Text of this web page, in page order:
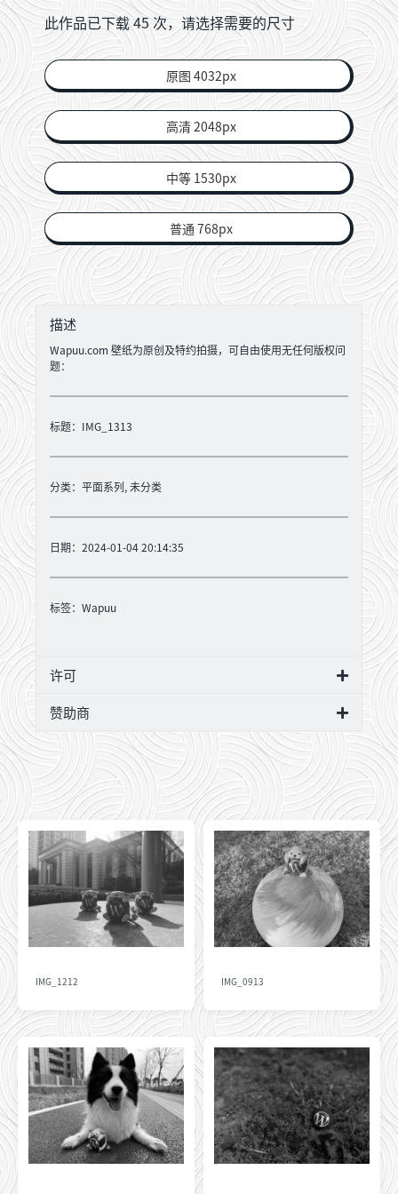
此作品已下载45次，请选择需要的尺寸
原图 4032px
高清 2048px
中等 1530px
普通 768px
描述
Wapuu.com 壁纸为原创及特约拍摄，可自由使用无任何版权问
题：
标题：IMG_1313
分类： 平面系列,未分类
日期：2024-01-04 20:14:35
标签： Wapuu
许可
赞助商
IMG_1212 IMG_0913